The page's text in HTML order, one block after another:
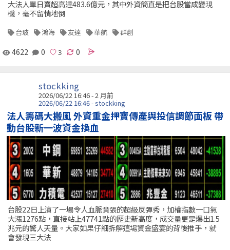
大法人單日賣超高達483.6億元，其中外資簡直是把台股當成變現
機，毫不留情地倒
台玻 鴻海 友達 華航 群創
4622 0 0
stockking
2026/06/22 16:46 - 2 月前
2026/06/22 16:46 - stockking
法人籌碼大搬風 外資重金押寶傳產與投信調節面板 帶
動台股新一波資金換血
台股22日上演了一場令人血脈賁張的超級反彈秀，加權指數一口氣
大漲1276點，直接站上47741點的歷史新高度，成交量更是爆出1.5
兆元的驚人天量。大家如果仔細拆解這場資金盛宴的背後推手，就
會發現三大法